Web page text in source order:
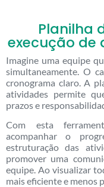
Planilha
execução de
Imagine uma equipe
simultaneamente. O
cronograma claro. A
atividades permite
prazos e
Com esta
acompanhar o
estruturação das
promover uma
equipe. Ao visualizar
mais eficiente e menos